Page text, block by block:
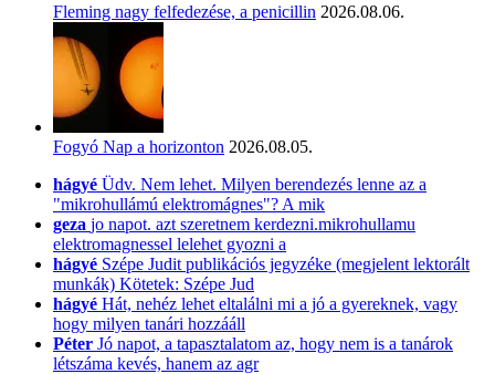
Fleming nagy felfedezése, a penicillin 2026.08.06.
Fogyó Nap a horizonton 2026.08.05.
hágyé Üdv. Nem lehet. Milyen berendezés lenne az a
"mikrohullámú elektromágnes"? A mik
geza jo napot. azt szeretnem kerdezni.mikrohullamu
elektromagnessel lelehet gyozni a
hágyé Szépe Judit publikációs jegyzéke (megjelent lektorált
munkák) Kötetek: Szépe Jud
hágyé Hát, nehéz lehet eltalálni mi a jó a gyereknek, vagy
hogy milyen tanári hozzááll
Péter Jó napot, a tapasztalatom az, hogy nem is a tanárok
létszáma kevés, hanem az agr